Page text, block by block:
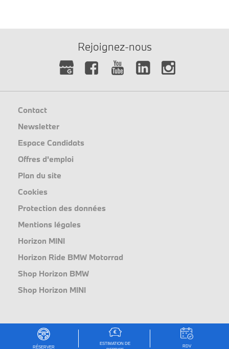
RÉSERVER
ESTIMATION DE
RDV
Rejoignez-nous
Contact
Newsletter
Espace Candidats
Offres d'emploi
Plan du site
Cookies
Protection des données
Mentions légales
Horizon MINI
Horizon Ride BMW Motorrad
Shop Horizon BMW
Shop Horizon MINI